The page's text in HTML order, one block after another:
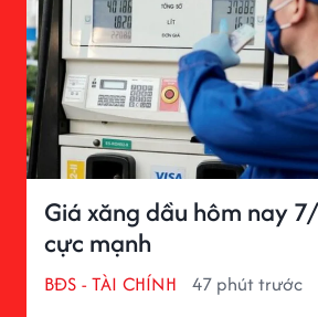
Giá xăng dầu hôm nay
cực mạnh
BĐS - TÀI CHÍNH 47 phút trước